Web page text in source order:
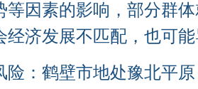
等因素的影响，部分群
经济发展不匹配，也可
：鹤壁市地处豫北平原